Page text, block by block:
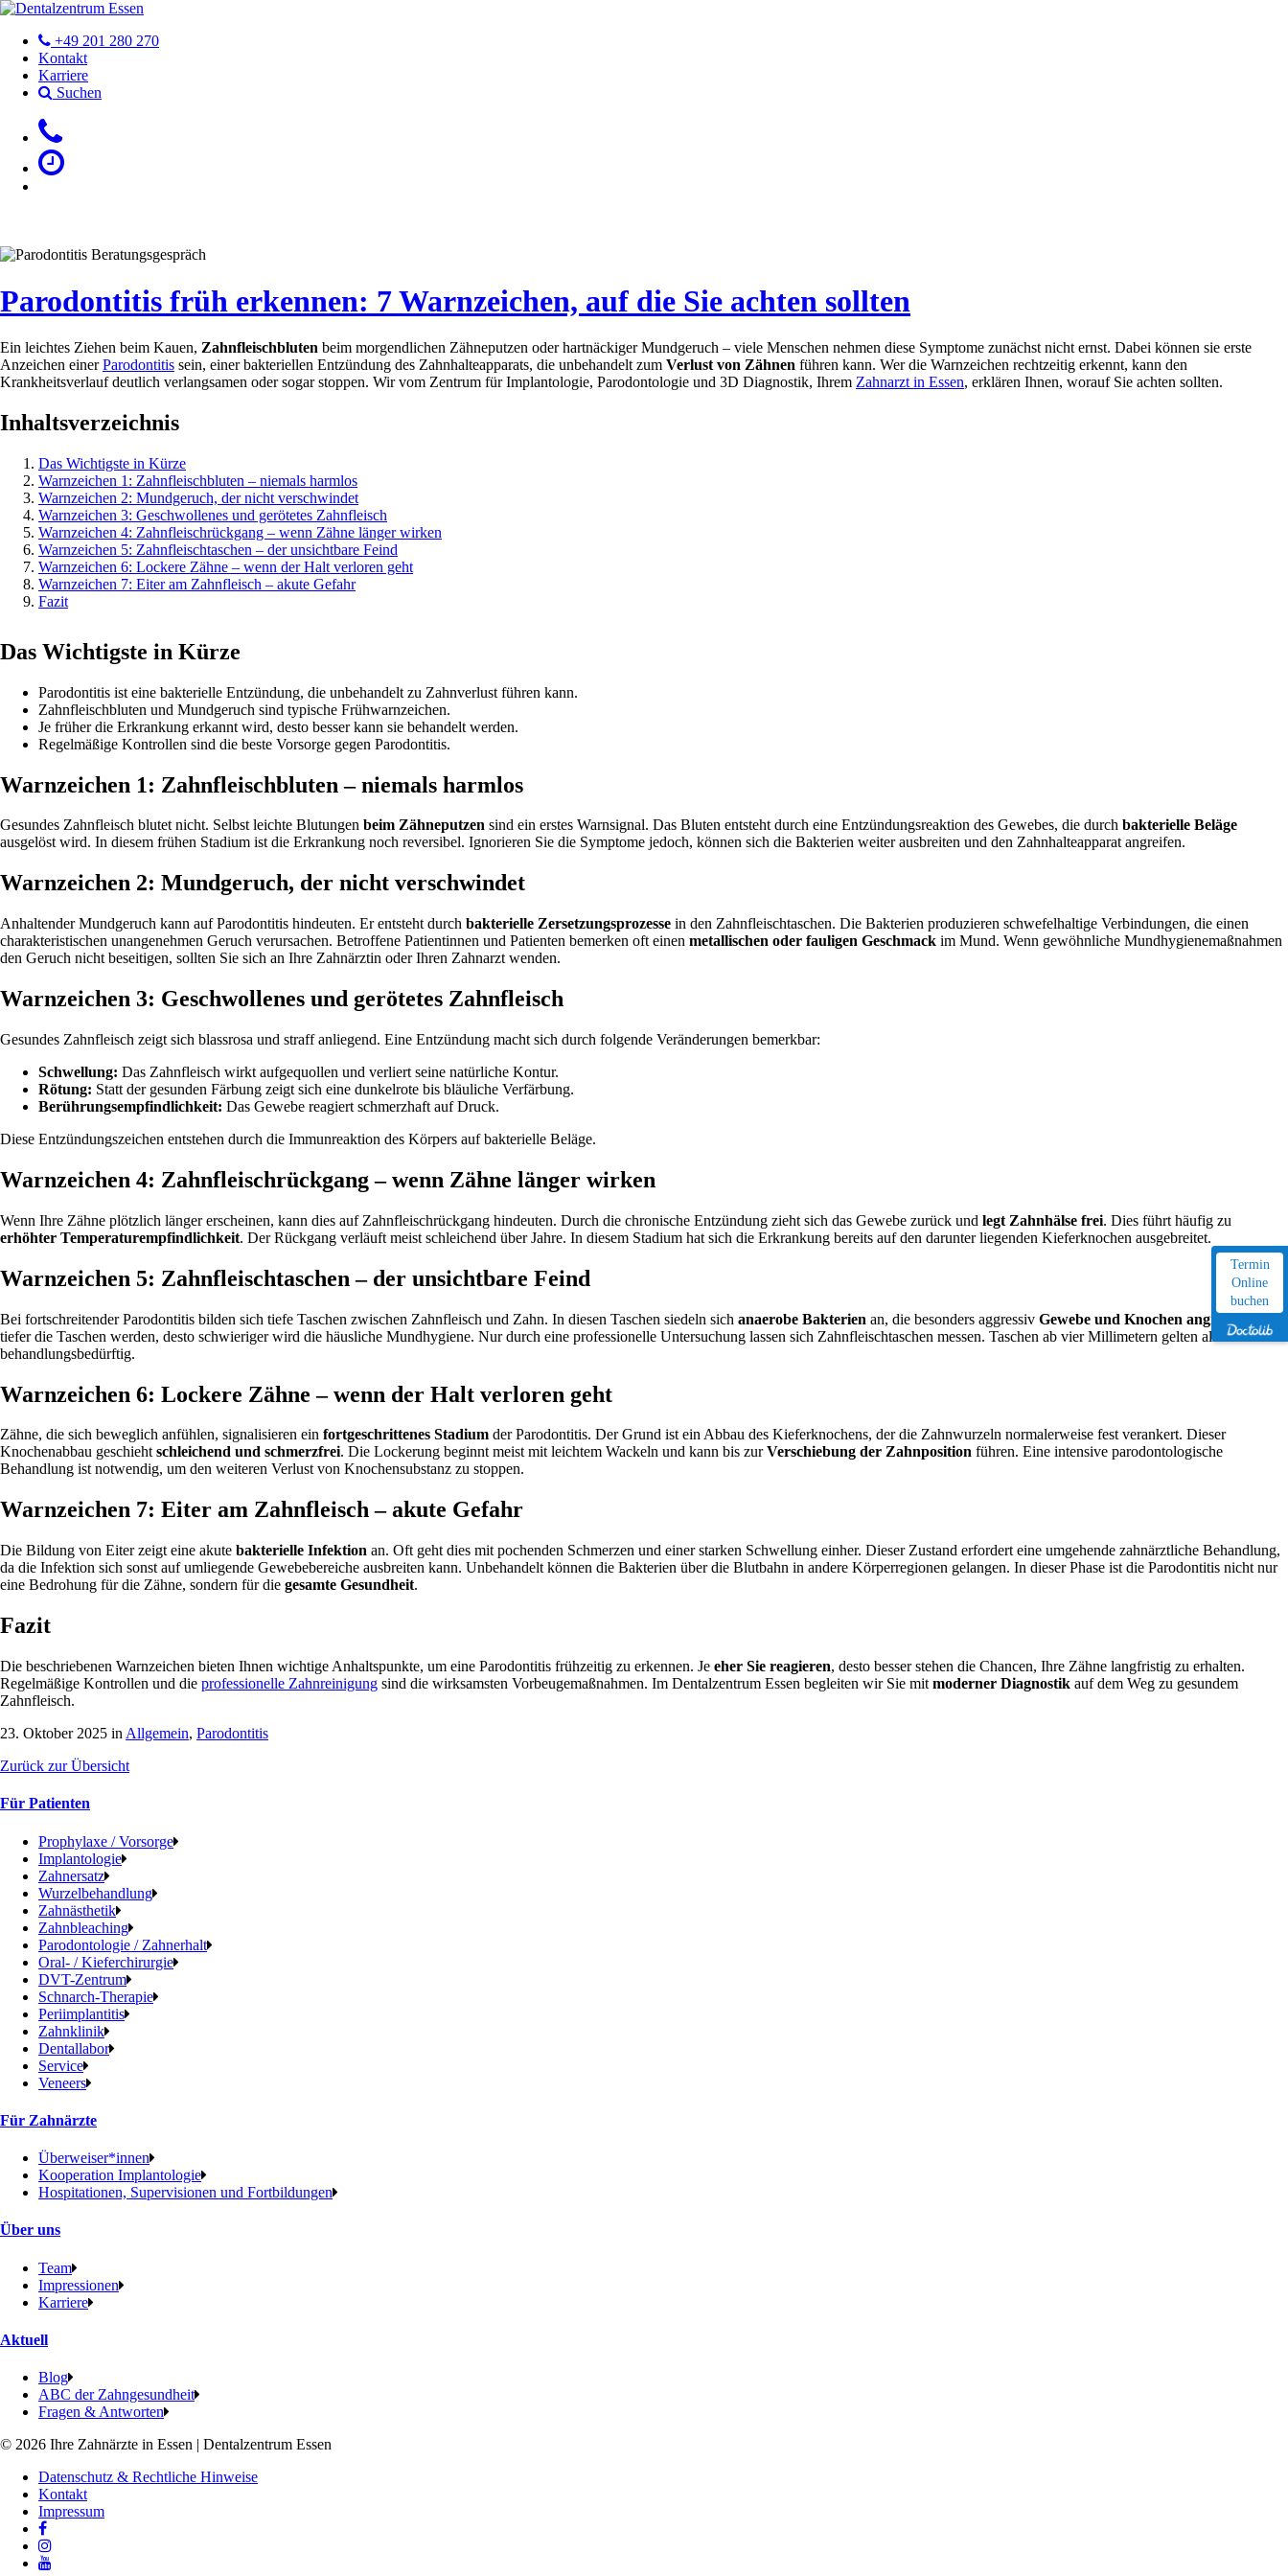
+49 201 280 270
Kontakt
Karriere
Suchen
Parodontitis früh erkennen: 7 Warnzeichen, auf die Sie achten sollten
Ein leichtes Ziehen beim Kauen, Zahnfleischbluten beim morgendlichen Zähneputzen oder hartnäckiger Mundgeruch – viele Menschen nehmen diese Symptome zunächst nicht ernst. Dabei können sie erste
Anzeichen einerParodontitis sein, einer bakteriellen Entzündung des Zahnhalteapparats, die unbehandelt zum Verlust von Zähnen führen kann. Wer die Warnzeichen rechtzeitig erkennt, kann den
Krankheitsverlauf deutlich verlangsamen oder sogar stoppen. Wir vom Zentrum für Implantologie, Parodontologie und 3D Diagnostik, Ihrem Zahnarzt in Essen, erklären Ihnen, worauf Sie achten sollten.
Inhaltsverzeichnis
Das Wichtigste in Kürze
Warnzeichen 1: Zahnfleischbluten – niemals harmlos
Warnzeichen 2: Mundgeruch, der nicht verschwindet
Warnzeichen 3: Geschwollenes und gerötetes Zahnfleisch
Warnzeichen 4: Zahnfleischrückgang – wenn Zähne länger wirken
Warnzeichen 5: Zahnfleischtaschen – der unsichtbare Feind
Warnzeichen 6: Lockere Zähne – wenn der Halt verloren geht
Warnzeichen 7: Eiter am Zahnfleisch – akute Gefahr
Fazit
Das Wichtigste in Kürze
Parodontitis ist eine bakterielle Entzündung, die unbehandelt zu Zahnverlust führen kann.
Zahnfleischbluten und Mundgeruch sind typische Frühwarnzeichen.
Je früher die Erkrankung erkannt wird, desto besser kann sie behandelt werden.
Regelmäßige Kontrollen sind die beste Vorsorge gegen Parodontitis.
Warnzeichen 1: Zahnfleischbluten – niemals harmlos
Gesundes Zahnfleisch blutet nicht. Selbst leichte Blutungen beim Zähneputzen sind ein erstes Warnsignal. Das Bluten entsteht durch eine Entzündungsreaktion des Gewebes, die durch bakterielle Beläge
ausgelöst wird. In diesem frühen Stadium ist die Erkrankung noch reversibel. Ignorieren Sie die Symptome jedoch, können sich die Bakterien weiter ausbreiten und den Zahnhalteapparat angreifen.
Warnzeichen 2: Mundgeruch, der nicht verschwindet
Anhaltender Mundgeruch kann auf Parodontitis hindeuten. Er entsteht durch bakterielle Zersetzungsprozesse in den Zahnfleischtaschen. Die Bakterien produzieren schwefelhaltige Verbindungen, die einen
charakteristischen unangenehmen Geruch verursachen. Betroffene Patientinnen und Patienten bemerken oft einen metallischen oder fauligen Geschmack im Mund. Wenn gewöhnliche Mundhygienemaßnahmen
den Geruch nicht beseitigen, sollten Sie sich an Ihre Zahnärztin oder Ihren Zahnarzt wenden.
Warnzeichen 3: Geschwollenes und gerötetes Zahnfleisch
Gesundes Zahnfleisch zeigt sich blassrosa und straff anliegend. Eine Entzündung macht sich durch folgende Veränderungen bemerkbar:
Schwellung: Das Zahnfleisch wirkt aufgequollen und verliert seine natürliche Kontur.
Rötung: Statt der gesunden Färbung zeigt sich eine dunkelrote bis bläuliche Verfärbung.
Berührungsempfindlichkeit: Das Gewebe reagiert schmerzhaft auf Druck.
Diese Entzündungszeichen entstehen durch die Immunreaktion des Körpers auf bakterielle Beläge.
Warnzeichen 4: Zahnfleischrückgang – wenn Zähne länger wirken
Wenn Ihre Zähne plötzlich länger erscheinen, kann dies auf Zahnfleischrückgang hindeuten. Durch die chronische Entzündung zieht sich das Gewebe zurück und legt Zahnhälse frei. Dies führt häufig zu
erhöhter Temperaturempfindlichkeit. Der Rückgang verläuft meist schleichend über Jahre. In diesem Stadium hat sich die Erkrankung bereits auf den darunter liegenden Kieferknochen ausgebreitet.
Warnzeichen 5: Zahnfleischtaschen – der unsichtbare Feind
Bei fortschreitender Parodontitis bilden sich tiefe Taschen zwischen Zahnfleisch und Zahn. In diesen Taschen siedeln sich anaerobe Bakterien an, die besonders aggressiv Gewebe und Knochen angreifen
tiefer die Taschen werden, desto schwieriger wird die häusliche Mundhygiene. Nur durch eine professionelle Untersuchung lassen sich Zahnfleischtaschen messen. Taschen ab vier Millimetern gelten als
behandlungsbedürftig.
Warnzeichen 6: Lockere Zähne – wenn der Halt verloren geht
Zähne, die sich beweglich anfühlen, signalisieren ein fortgeschrittenes Stadium der Parodontitis. Der Grund ist ein Abbau des Kieferknochens, der die Zahnwurzeln normalerweise fest verankert. Dieser
Knochenabbau geschiehtschleichend und schmerzfrei. Die Lockerung beginnt meist mit leichtem Wackeln und kann bis zurVerschiebung der Zahnposition führen. Eine intensive parodontologische
Behandlung ist notwendig, um den weiteren Verlust von Knochensubstanz zu stoppen.
Warnzeichen 7: Eiter am Zahnfleisch – akute Gefahr
Die Bildung von Eiter zeigt eine akute bakterielle Infektion an. Oft geht dies mit pochenden Schmerzen und einer starken Schwellung einher. Dieser Zustand erfordert eine umgehende zahnärztliche Behandlung,
da die Infektion sich sonst auf umliegende Gewebebereiche ausbreiten kann. Unbehandelt können die Bakterien über die Blutbahn in andere Körperregionen gelangen. In dieser Phase ist die Parodontitis nicht nur
eine Bedrohung für die Zähne, sondern für die gesamte Gesundheit.
Fazit
Die beschriebenen Warnzeichen bieten Ihnen wichtige Anhaltspunkte, um eine Parodontitis frühzeitig zu erkennen. Je eher Sie reagieren, desto besser stehen die Chancen, Ihre Zähne langfristig zu erhalten.
Regelmäßige Kontrollen und die professionelle Zahnreinigung sind die wirksamsten Vorbeugemaßnahmen. Im Dentalzentrum Essen begleiten wir Sie mit moderner Diagnostik auf dem Weg zu gesundem
Zahnfleisch.
23. Oktober 2025 in Allgemein, Parodontitis
Zurück zur Übersicht
Für Patienten
Prophylaxe / Vorsorge
Implantologie
Zahnersatz
Wurzelbehandlung
Zahnästhetik
Zahnbleaching
Parodontologie / Zahnerhalt
Oral- / Kieferchirurgie
DVT-Zentrum
Schnarch-Therapie
Periimplantitis
Zahnklinik
Dentallabor
Service
Veneers
Für Zahnärzte
Überweiser*innen
Kooperation Implantologie
Hospitationen, Supervisionen und Fortbildungen
Über uns
Team
Impressionen
Karriere
Aktuell
Blog
ABC der Zahngesundheit
Fragen & Antworten
© 2026 Ihre Zahnärzte in Essen | Dentalzentrum Essen
Datenschutz & Rechtliche Hinweise
Kontakt
Impressum
Termin
Online
buchen